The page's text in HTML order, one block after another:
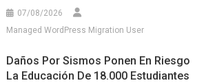
07/08/2026
Managed WordPress Migration User
Daños Por Sismos Ponen En Riesgo
La Educación De 18.000 Estudiantes